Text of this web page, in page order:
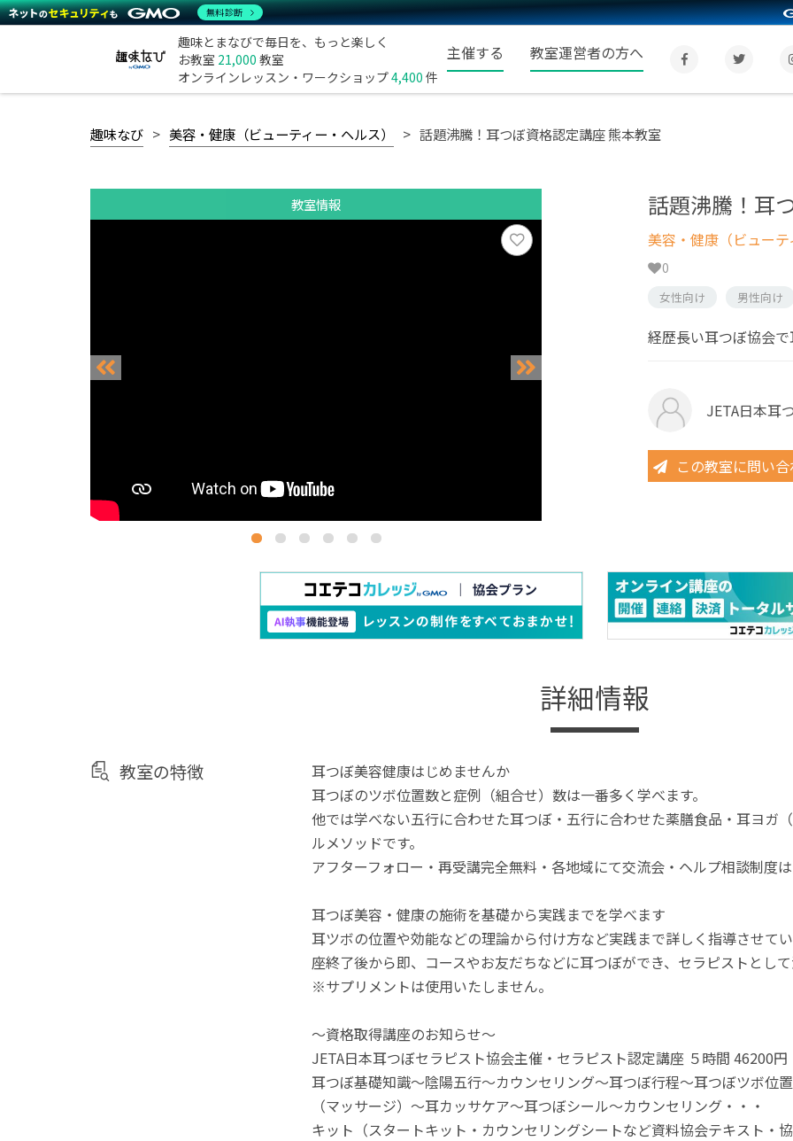
趣味とまなびで毎日を、もっと楽しく
お教室 21,000 教室
オンラインレッスン・ワークショップ4,400 件
主催する 教室運営者の方へ
趣味なび 美容・健康（ビューティー・ヘルス） 話題沸騰！耳つぼ資格認定講座 熊本教室
教室情報 話題沸騰！耳
美容・健康（ビューテ
0
女性向け 男性向け
経歴長い耳つぼ協会
JETA日本耳
この教室に問い
詳細情報
教室の特徴
耳つぼ美容健康はじめませんか
耳つぼのツボ位置数と症例（組合せ）数は一番多く学べます。
他では学べない五行に合わせた耳つぼ・五行に合わせた薬膳食品・耳ヨガ
ルメソッドです。
アフターフォロー・再受講完全無料・各地域にて交流会・ヘルプ相談制度は
耳つぼ美容・健康の施術を基礎から実践までを学べます
耳ツボの位置や効能などの理論から付け方など実践まで詳しく指導させて
座終了後から即、コースやお友だちなどに耳つぼができ、セラピストとし
※サプリメントは使用いたしません。
～資格取得講座のお知らせ～
JETA日本耳つぼセラピスト協会主催・セラピスト認定講座 ５時間 46200円
耳つぼ基礎知識～陰陽五行～カウンセリング～耳つぼ行程～耳つぼツボ位
（マッサージ）～耳カッサケア～耳つぼシール～カウンセリング・・・
キット（スタートキット・カウンセリングシートなど資料協会テキスト・
無料診断